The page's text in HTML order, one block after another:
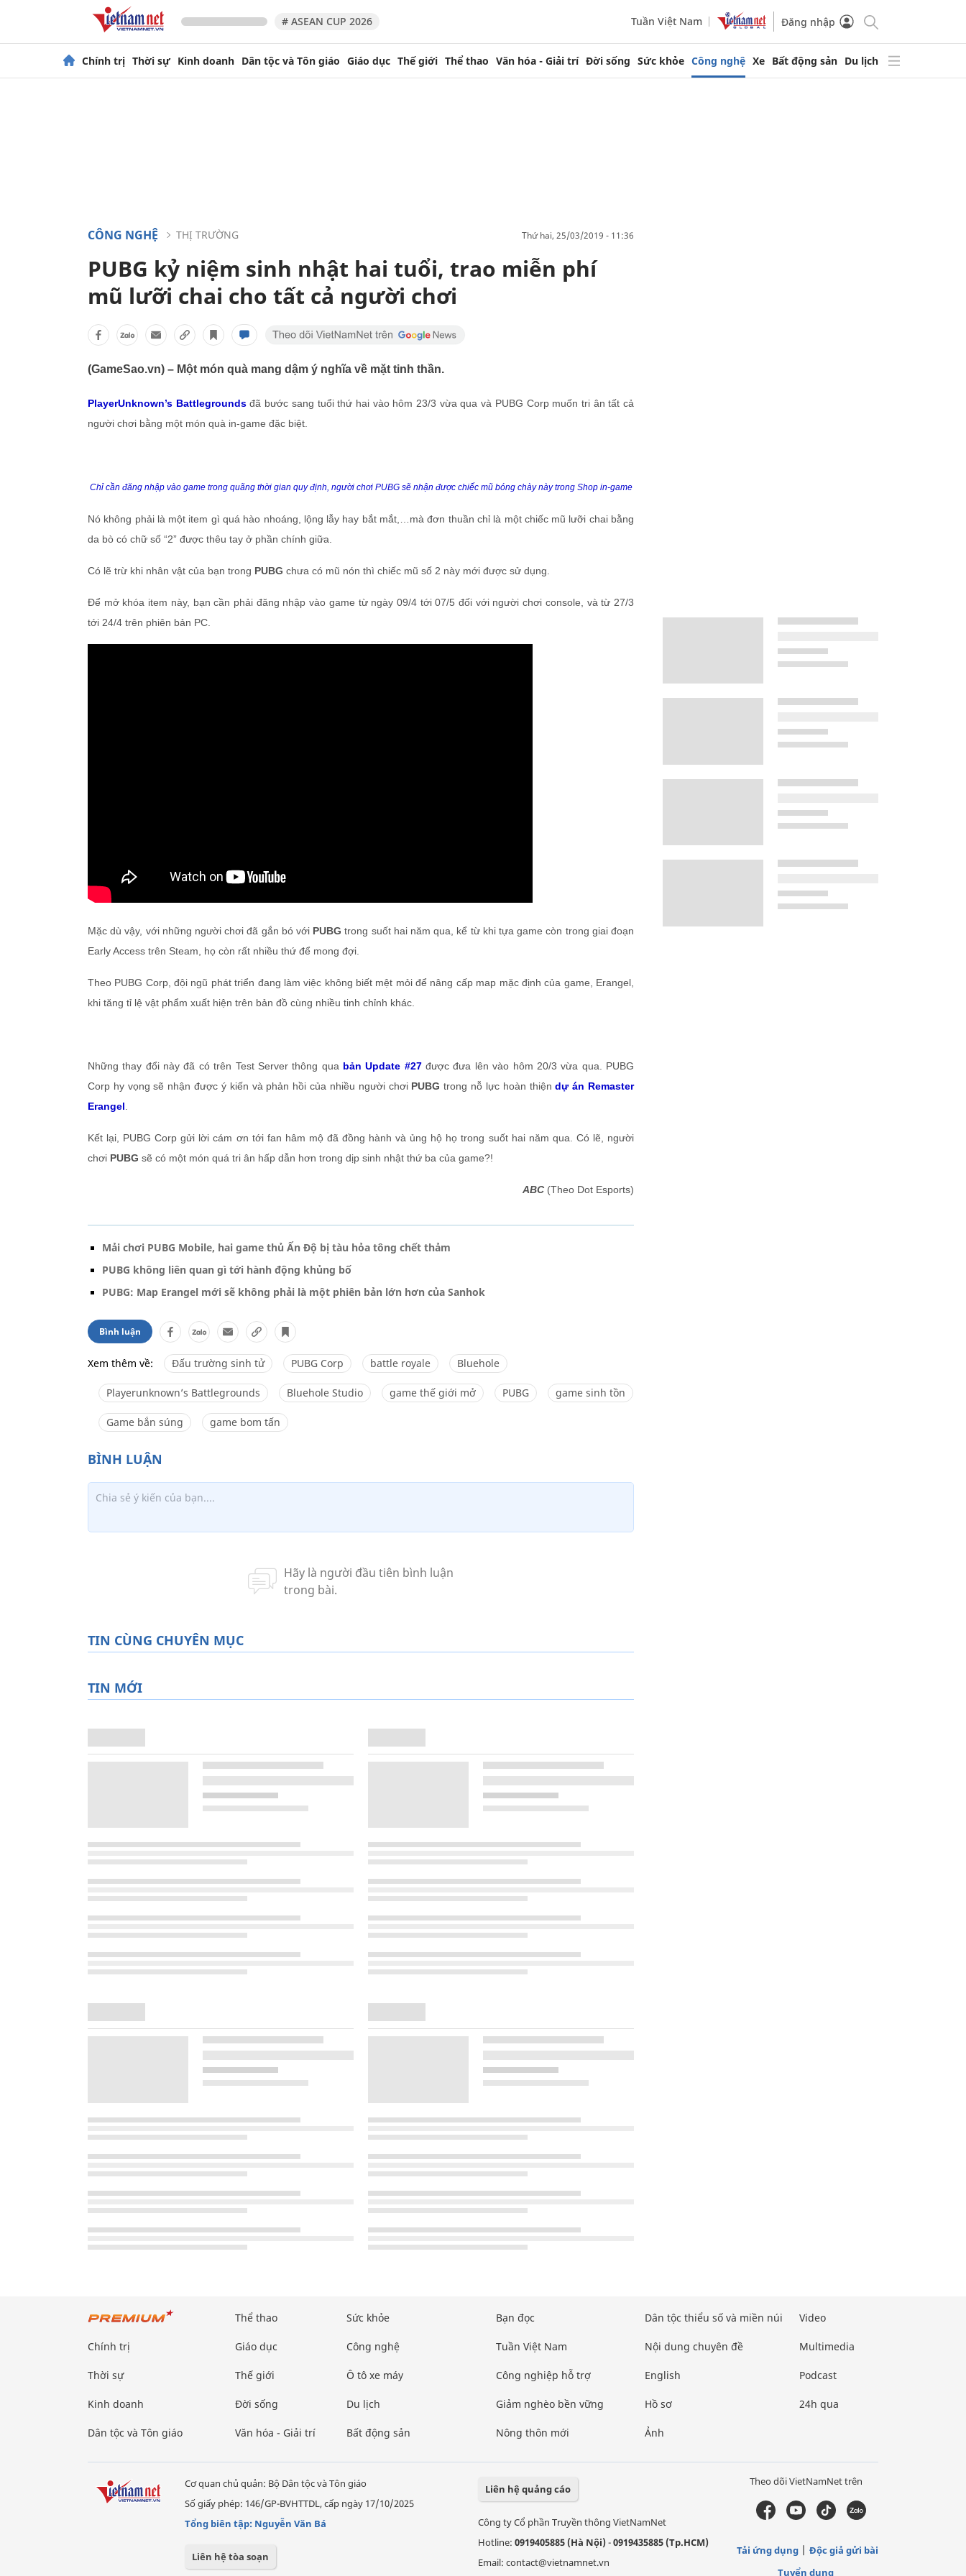
# ASEAN CUP 2026 Tuần Việt Nam Đăng nhập
Chính trị Thời sự Kinh doanh Dân tộc và Tôn giáo Giáo dục Thế giới Thể thao Văn hóa - Giải trí Đời sống Sức khỏe Công nghệ Xe Bất động sản Du lịch
CÔNG NGHỆ THỊ TRƯỜNG thứ hai, 25/03/2019 - 11:36
PUBG kỷ niệm sinh nhật hai tuổi, trao miễn phí
mũ lưỡi chai cho tất cả người chơi
(GameSao.vn) – Một món quà mang dậm ý nghĩa về mặt tinh thần.
PlayerUnknown’s Battlegroundsđã bước sang tuổi thứ hai vào hôm 23/3 vừa qua và PUBG Corp muốn tri ân tất cả
người chơi bằng một món quà in-game đặc biệt.
Chỉ cần đăng nhập vào game trong quãng thời gian quy định, người chơi PUBG sẽ nhận được chiếc mũ bóng chày này trong Shop in-game
Nó không phải là một item gì quá hào nhoáng, lộng lẫy hay bắt mắt,…mà đơn thuần chỉ là một chiếc mũ lưỡi chai bằng
da bò có chữ số “2” được thêu tay ở phần chính giữa.
Có lẽ trừ khi nhân vật của bạn trong PUBG chưa có mũ nón thì chiếc mũ số 2 này mới được sử dụng.
Để mở khóa item này, bạn cần phải đăng nhập vào game từ ngày 09/4 tới 07/5 đối với người chơi console, và từ 27/3
tới 24/4 trên phiên bản PC.
Mặc dù vậy, với những người chơi đã gắn bó với PUBG trong suốt hai năm qua, kể từ khi tựa game còn trong giai đoạn
Early Access trên Steam, họ còn rất nhiều thứ để mong đợi.
Theo PUBG Corp, đội ngũ phát triển đang làm việc không biết mệt mỏi để nâng cấp map mặc định của game, Erangel,
khi tăng tỉ lệ vật phẩm xuất hiện trên bản đồ cùng nhiều tinh chỉnh khác.
Những thay đổi này đã có trên Test Server thông qua bản Update #27được đưa lên vào hôm 20/3 vừa qua. PUBG
Corp hy vọng sẽ nhận được ý kiến và phản hồi của nhiều người chơi PUBG trong nỗ lực hoàn thiệndự án Remaster
Erangel
Kết lại, PUBG Corp gửi lời cám ơn tới fan hâm mộ đã đồng hành và ủng hộ họ trong suốt hai năm qua. Có lẽ, người
chơi PUBG sẽ có một món quá tri ân hấp dẫn hơn trong dịp sinh nhật thứ ba của game?!
ABC (Theo Dot Esports)
Mải chơi PUBG Mobile, hai game thủ Ấn Độ bị tàu hỏa tông chết thảm
PUBG không liên quan gì tới hành động khủng bố
PUBG: Map Erangel mới sẽ không phải là một phiên bản lớn hơn của Sanhok
Bình luận
Xem thêm về: Đấu trường sinh tử PUBG Corp battle royale Bluehole
Playerunknown’s Battlegrounds Bluehole Studio game thế giới mở PUBG game sinh tồn
Game bắn súng game bom tấn
TIN CÙNG CHUYÊN MỤC
TIN MỚI
Chính trị
Thời sự
Kinh doanh
Dân tộc và Tôn giáo
Thể thao
Giáo dục
Thế giới
Đời sống
Văn hóa - Giải trí
Sức khỏe
Công nghệ
Ô tô xe máy
Du lịch
Bất động sản
Bạn đọc
Tuần Việt Nam
Công nghiệp hỗ trợ
Giảm nghèo bền vững
Nông thôn mới
Dân tộc thiểu số và miền núi
Nội dung chuyên đề
English
Hồ sơ
Ảnh
Video
Multimedia
Podcast
24h qua
Cơ quan chủ quản: Bộ Dân tộc và Tôn giáo
Số giấy phép: 146/GP-BVHTTDL, cấp ngày 17/10/2025
Tổng biên tập: Nguyễn Văn Bá
Liên hệ tòa soạn
Liên hệ quảng cáo
Công ty Cổ phần Truyền thông VietNamNet
Hotline: 0919405885 (Hà Nội)-0919435885 (Tp.HCM)
Email: contact@vietnamnet.vn
Theo dõi VietNamNet trên
Tải ứng dụng
Độc giả gửi bài
Tuyển dụng